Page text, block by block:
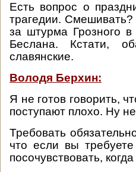
Есть вопрос о
трагедии.
за штурма Грозного
Беслана. Кстати,
славянские.
Володя Берхин:
Я не готов говорить,
поступают плохо. Ну
Требовать
что если вы
посочувствовать,